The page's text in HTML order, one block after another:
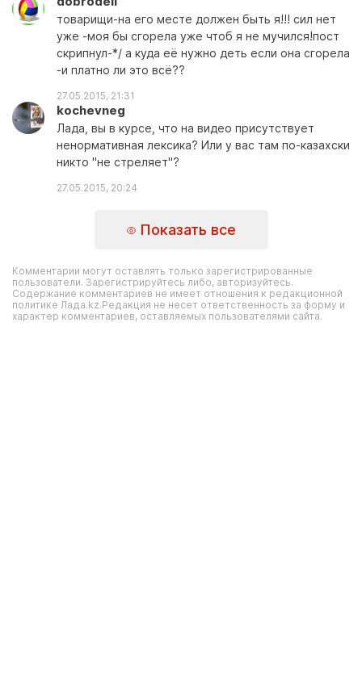
товарищи-на его месте должен быть я!!! сил нет
уже -моя бы сгорела уже чтоб я не мучился!пост
скрипнул-*/ а куда её нужно деть если она сгорела
-и платно ли это всё??
27.05.2015, 21:31
kochevneg
Лада, вы в курсе, что на видео присутствует
ненормативная лексика? Или у вас там по-казахски
никто "не стреляет"?
27.05.2015, 20:24
Показать все
Комментарии могут оставлять только зарегистрированные
пользователи. Зарегистрируйтесь либо, авторизуйтесь.
Содержание комментариев не имеет отношения к редакционной
политике Лада.kz.Редакция не несет ответственность за форму и
характер комментариев, оставляемых пользователями сайта.